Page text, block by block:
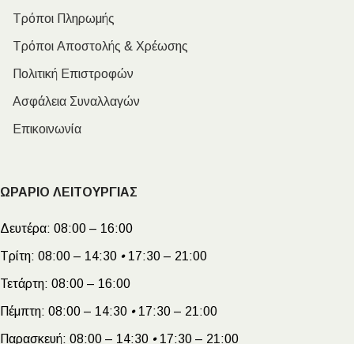
Τρόποι Πληρωμής
Τρόποι Αποστολής & Χρέωσης
Πολιτική Επιστροφών
Ασφάλεια Συναλλαγών
Επικοινωνία
ΩΡΑΡΙΟ ΛΕΙΤΟΥΡΓΙΑΣ
Δευτέρα: 08:00 – 16:00
Τρίτη: 08:00 – 14:30 •17:30 – 21:00
Τετάρτη: 08:00 – 16:00
Πέμπτη: 08:00 – 14:30 •17:30 – 21:00
Παρασκευή: 08:00 – 14:30 •17:30 – 21:00